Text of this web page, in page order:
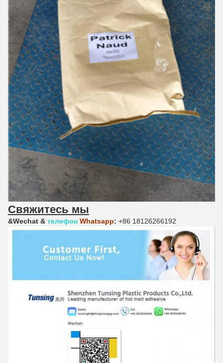
Свяжитесь мы
&Wechat & телефон Whatsapp: +86 18126266192